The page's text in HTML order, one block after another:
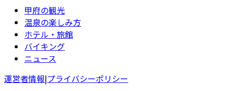
甲府の観光
温泉の楽しみ方
ホテル・旅館
バイキング
ニュース
運営者情報|プライバシーポリシー